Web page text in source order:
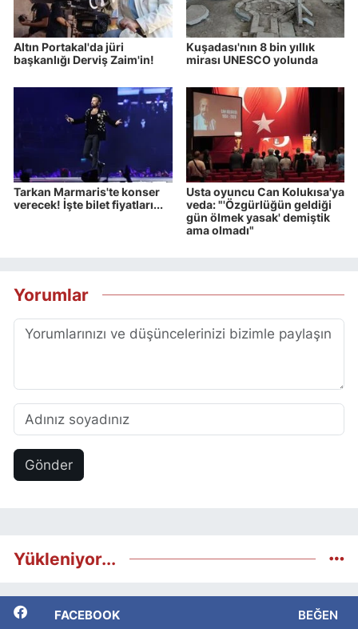
Altın Portakal'da jüri
başkanlığı Derviş Zaim'in!
Kuşadası'nın 8 bin yıllık
mirası UNESCO yolunda
Tarkan Marmaris'te konser
verecek! İşte bilet fiyatları...
Usta oyuncu Can Kolukısa'ya
veda: "'Özgürlüğün geldiği
gün ölmek yasak' demiştik
ama olmadı"
Yorumlar
Gönder
Yükleniyor...
FACEBOOK BEĞEN